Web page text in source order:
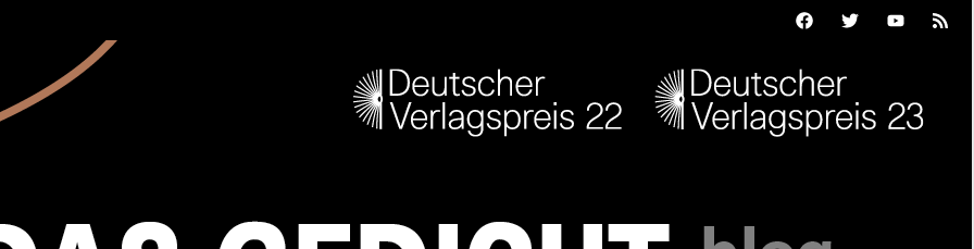
FacebookTwitterYoutubeFeed